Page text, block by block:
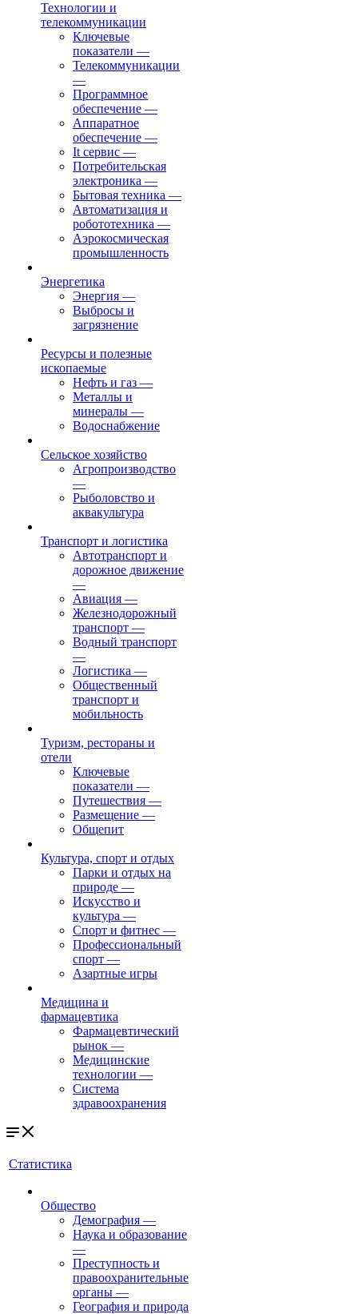
Технологии и
телекоммуникации
Ключевые
показатели —
Телекоммуникации
—
Программное
обеспечение —
Аппаратное
обеспечение —
It сервис —
Потребительская
электроника —
Бытовая техника —
Автоматизация и
робототехника —
Аэрокосмическая
промышленность
Энергетика
Энергия —
Выбросы и
загрязнение
Ресурсы и полезные
ископаемые
Нефть и газ —
Металлы и
минералы —
Водоснабжение
Сельское хозяйство
Агропроизводство
—
Рыболовство и
аквакультура
Транспорт и логистика
Автотранспорт и
дорожное движение
—
Авиация —
Железнодорожный
транспорт —
Водный транспорт
—
Логистика —
Общественный
транспорт и
мобильность
Туризм, рестораны и
отели
Ключевые
показатели —
Путешествия —
Размещение —
Общепит
Культура, спорт и отдых
Парки и отдых на
природе —
Искусство и
культура —
Спорт и фитнес —
Профессиональный
спорт —
Азартные игры
Медицина и
фармацевтика
Фармацевтический
рынок —
Медицинские
технологии —
Система
здравоохранения
Статистика
Общество
Демография —
Наука и образование
—
Преступность и
правоохранительные
органы —
География и природа